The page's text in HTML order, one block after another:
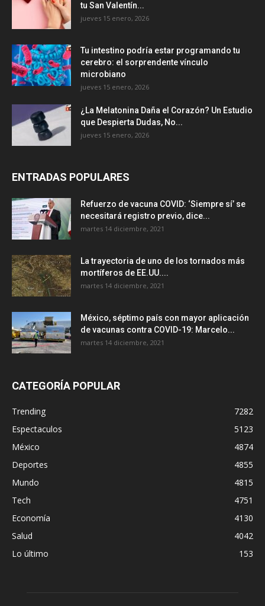
tu San Valentín...
jueves 15 enero, 2026
Tu intestino podría estar programando tu
cerebro: el sorprendente vínculo
microbiano
jueves 15 enero, 2026
¿La Melatonina Daña el Corazón? Un Estudio
que Despierta Dudas, No...
jueves 15 enero, 2026
ENTRADAS POPULARES
Refuerzo de vacuna COVID: ‘Siempre sí’ se
necesitará registro previo, dice...
martes 14 diciembre, 2021
La trayectoria de uno de los tornados más
mortíferos de EE.UU....
martes 14 diciembre, 2021
México, séptimo país con mayor aplicación
de vacunas contra COVID-19: Marcelo...
martes 14 diciembre, 2021
CATEGORÍA POPULAR
Trending
7282
Espectaculos
5123
México
4874
Deportes
4855
Mundo
4815
Tech
4751
Economía
4130
Salud
4042
Lo último
153